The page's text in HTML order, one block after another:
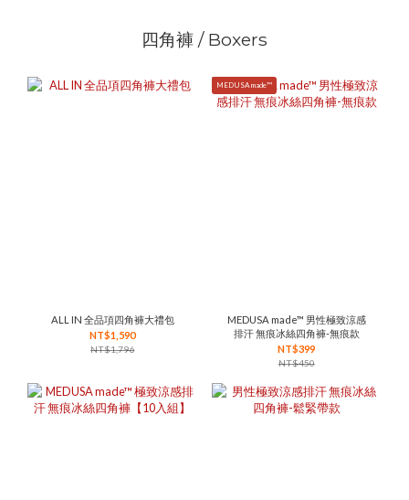
四角褲 / Boxers
ALL IN 全品項四角褲大禮包
NT$1,590
NT$1,796
MEDUSA made™
MEDUSA made™ 男性極致涼感
排汗 無痕冰絲四角褲-無痕款
NT$399
NT$450